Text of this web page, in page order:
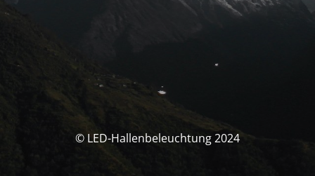
© LED-Hallenbeleuchtung 2024